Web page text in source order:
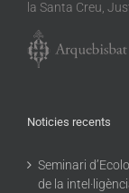
la Santa Creu,
Noticies recents
Seminari
de la